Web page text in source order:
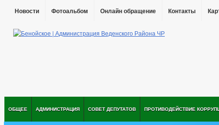
Новости Фотоальбом Онлайн обращение Контакты
ОБЩЕЕ АДМИНИСТРАЦИЯ СОВЕТ ДЕПУТАТОВ ПРОТИВОДЕЙСТВИЕ